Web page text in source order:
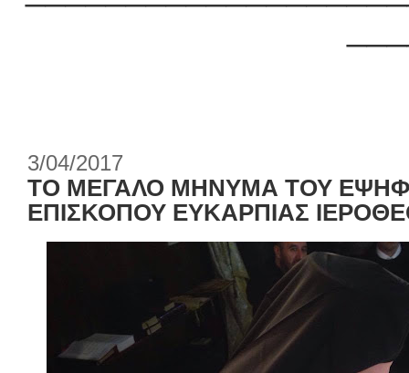
3/04/2017
ΤΟ ΜΕΓΑΛΟ ΜΗΝΥΜΑ ΤΟΥ
ΕΠΙΣΚΟΠΟΥ ΕΥΚΑΡΠΙΑΣ